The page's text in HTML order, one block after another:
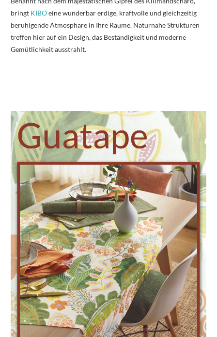
bringt KIBOeine wunderbar erdige, kraftvolle und gleichzeitig
beruhigende Atmosphäre in Ihre Räume. Naturnahe Strukturen
treffen hier auf ein Design, das Beständigkeit und moderne
Gemütlichkeit ausstrahlt.